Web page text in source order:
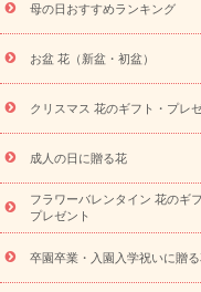
供え・お悔やみ商品一覧
お供え プリザーブドフラワ
盆・初盆）
その他 お
ビジネス用
ご自宅用
ドフラワー
スタイルか
ンド花
お祝い お供え
ディ胡蝶蘭・お祝い
ミ
観葉植物
観葉植物
お祝い
お供え・お悔や
プチギフト（hanamore -
キューピットのeGfit
カ
母の日おすすめランキング
お盆 花（新盆・初盆）
クリスマス 花のギフト・プレ
成人の日に贈る花
フラワーバレンタイン 花のギ
プレゼント
卒園卒業・入園入学祝いに贈